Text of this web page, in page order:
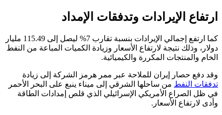
ارتفاع الإيرادات وتدفقات الإمداد
كما ارتفع إجمالي الإيرادات بنسبة تقارب 7% ليصل إلى 115.49 مليار
دولار، وذلك نتيجة لارتفاع الأسعار وزيادة الكميات المباعة من النفط
الخام والمنتجات المكررة والكيميائية.
وقد دفع حصار إيران للملاحة عبر ممر هرمز الشركة إلى زيادة
تدفقات النفطمن ساحلها الشرقي إلى ميناء ينبع على البحر الأحمر
في ظل الصراع الأمريكي الإسرائيلي الذي قلص إمدادات الطاقة
وأدى لارتفاع الأسعار.